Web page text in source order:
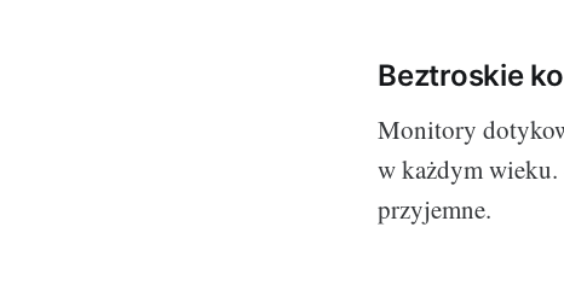
Beztroskie
Monitory
w każdym wieku.
przyjemne.